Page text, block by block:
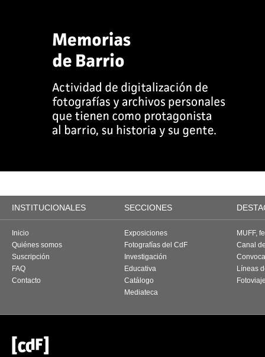
INSTITUCIONALES SECCIONES
Inicio
Quiénes somos
Suscripción
FAQ
Contacto
Exposiciones
Fotografías del CdF
Investigación
Educativa
Catálogo
Mediateca
MUFF,
Canal
Líneas